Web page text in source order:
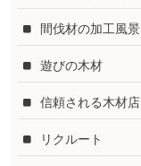
間伐材の加工風景
遊びの木材
信頼される木材店
リクルート